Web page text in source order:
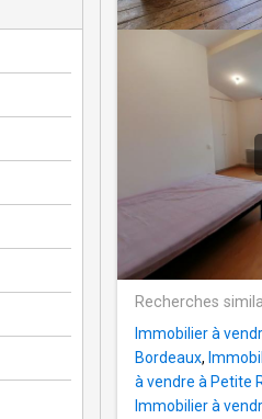
Recherches
Immobilier à
Bordeaux,
à vendre à Petite
Immobilier à